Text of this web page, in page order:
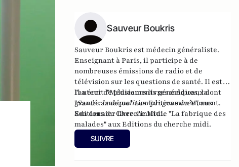
Sauveur Boukris
Sauveur Boukris est médecin généraliste.
Enseignant à Paris, il participe à de
nombreuses émissions de radio et de
télévision sur les questions de santé. Il est
l'auteur de plusieurs livres médicaux dont
"Santé : la démolition programmée",aux
Editions du Cherche Midi.
Il a écrit "Médicaments génériques, la
grande arnaque" aux Editions du Moment.
Son dernier livre s'intitule "La fabrique des
malades" aux Editions du cherche midi.
SUIVRE